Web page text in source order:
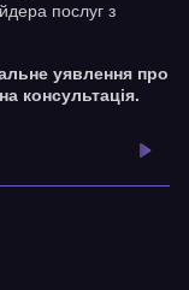
послуг з
уявлення про
консультація.